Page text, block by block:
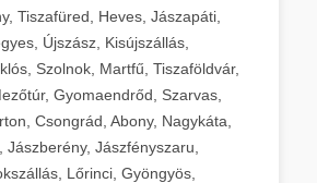
Tiszafüred, Heves, Jászapáti,
Újszász, Kisújszállás,
Szolnok, Martfű, Tiszaföldvár,
Gyomaendrőd, Szarvas,
Csongrád, Abony, Nagykáta,
Jászberény, Jászfényszaru,
Lőrinci, Gyöngyös,